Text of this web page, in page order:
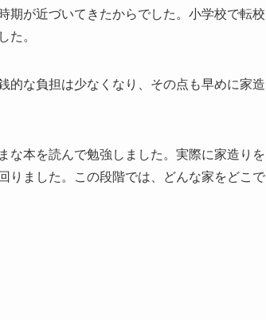
期が近づいてきたからでした。小学校で転校
た。
的な負担は少なくなり、その点も早めに家造
な本を読んで勉強しました。実際に家造りを
りました。この段階では、どんな家をどこで